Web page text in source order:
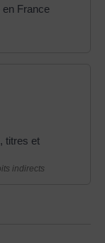
en France
titres et
indirects